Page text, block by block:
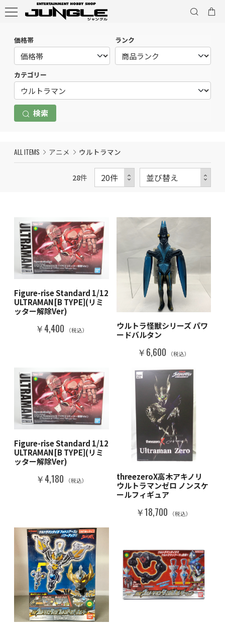
価格帯 ランク
カテゴリー
検索
ALL ITEMS アニメ ウルトラマン
28件
Figure-rise Standard 1/12
ULTRAMAN[B TYPE](リミ
ッター解除Ver)
￥4,400 （税込）
ウルトラ怪獣シリーズ パワ
ードバルタン
￥6,600 （税込）
Figure-rise Standard 1/12
ULTRAMAN[B TYPE](リミ
ッター解除Ver)
￥4,180 （税込）
threezeroX高木アキノリ
ウルトラマンゼロ ノンスケ
ールフィギュア
￥18,700 （税込）